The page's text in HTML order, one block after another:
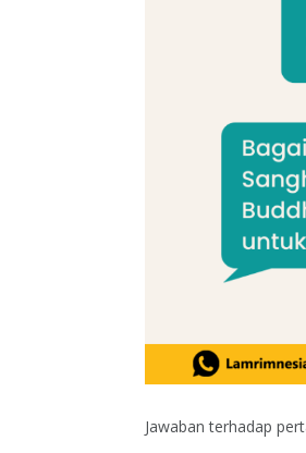
Jawaban terhadap